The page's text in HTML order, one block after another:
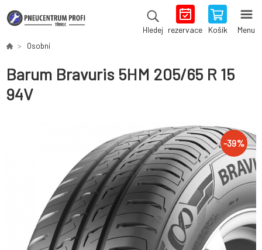
Hledej rezervace Košík Menu
Osobní
Barum Bravuris 5HM 205/65 R 15
94V
-39%